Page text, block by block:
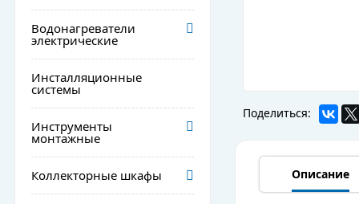
Водонагреватели
электрические
Инсталляционные
системы
Инструменты
монтажные
Коллекторные шкафы
Поделиться:
Описание